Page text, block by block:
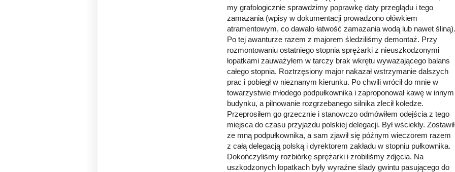
my grafologicznie sprawdzimy poprawkę daty przeglądu i tego
zamazania (wpisy w dokumentacji prowadzono ołówkiem
atramentowym, co dawało łatwość zamazania wodą lub nawet śliną).
Po tej awanturze razem z majorem śledziliśmy demontaż. Przy
rozmontowaniu ostatniego stopnia sprężarki z nieuszkodzonymi
łopatkami zauważyłem w tarczy brak wkrętu wyważającego balans
całego stopnia. Roztrzęsiony major nakazał wstrzymanie dalszych
prac i pobiegł w nieznanym kierunku. Po chwili wrócił do mnie w
towarzystwie młodego podpułkownika i zaproponował kawę w innym
budynku, a pilnowanie rozgrzebanego silnika zlecił koledze.
Przeprosiłem go grzecznie i stanowczo odmówiłem odejścia z tego
miejsca do czasu przyjazdu polskiej delegacji. Był wściekły. Zostawił
ze mną podpułkownika, a sam zjawił się późnym wieczorem razem
z całą delegacją polską i dyrektorem zakładu w stopniu pułkownika.
Dokończyliśmy rozbiórkę sprężarki i zrobiliśmy zdjęcia. Na
uszkodzonych łopatkach były wyraźne ślady gwintu pasującego do